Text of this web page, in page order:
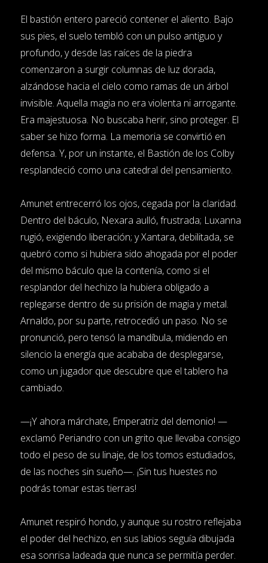
El bastión entero pareció contener el aliento. Bajo
sus pies, el suelo tembló con un pulso antiguo y
profundo, y desde las raíces de la piedra
comenzaron a surgir columnas de luz dorada,
alzándose hacia el cielo como ramas de un árbol
invisible. Aquella magia no era violenta ni arrogante.
Era majestuosa. No buscaba herir, sino proteger. El
saber se hizo forma. La memoria se convirtió en
defensa. Y, por un instante, el Bastión de los Colby
resplandeció como una catedral del pensamiento.
Amunet entrecerró los ojos, cegada por la claridad.
Dentro del báculo, Nexara aulló, frustrada; Luxanna
rugió, exigiendo liberación; y Xantara, debilitada, se
quebró como si hubiera sido ahogada por el poder
del mismo báculo que la contenía, como si el
resplandor del hechizo la hubiera obligado a
replegarse dentro de su prisión de magia y metal.
Arnaldo, por su parte, retrocedió un paso. No se
pronunció, pero tensó la mandíbula, midiendo en
silencio la energía que acababa de desplegarse,
como un jugador que descubre que el tablero ha
cambiado.
—¡Y ahora márchate, Emperatriz del demonio! —
exclamó Periandro con un grito que llevaba consigo
todo el peso de su linaje, de los tomos estudiados,
de las noches sin sueño—. ¡Sin tus huestes no
podrás tomar estas tierras!
Amunet respiró hondo, y aunque su rostro reflejaba
el poder del hechizo, en sus labios seguía dibujada
esa sonrisa ladeada que nunca se permitía perder.